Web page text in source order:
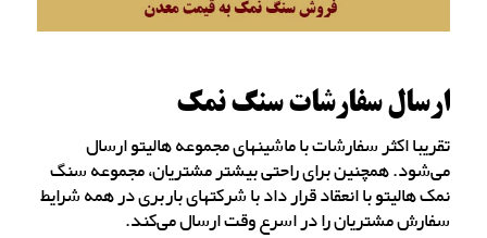
ارسال سفارشات سنگ نمک
تقریبا اکثر سفارشات با ماشینهای مجموعه هالیتو ارسال
می‌شود. همچنین برای راحتی بیشتر مشتریان، مجموعه سنگ
نمک هالیتو با انعقاد قرار داد با شرکتهای باربری در همه شرایط
سفارش مشتریان را در اسرع وقت ارسال می‌کند.